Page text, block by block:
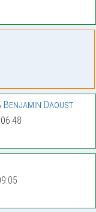
Benjamin Daoust